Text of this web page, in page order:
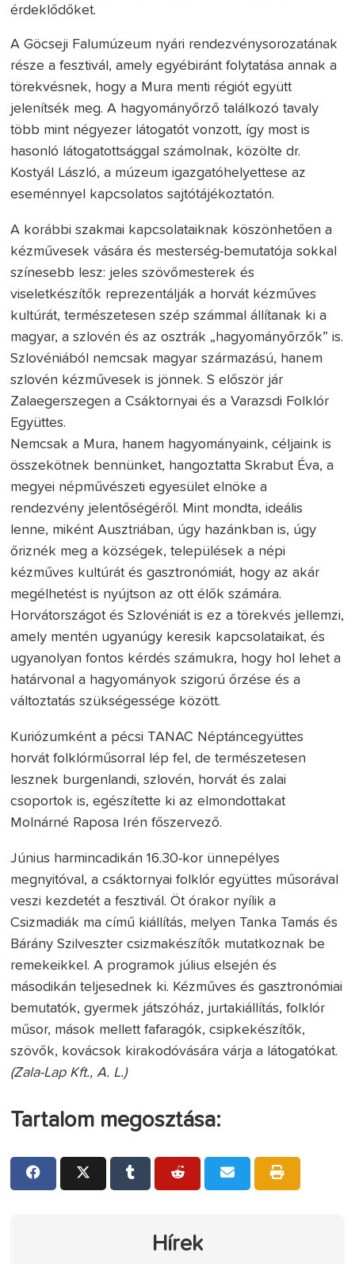
érdeklődőket.
A Göcseji Falumúzeum nyári rendezvénysorozatának
része a fesztivál, amely egyébiránt folytatása annak a
törekvésnek, hogy a Mura menti régiót együtt
jelenítsék meg. A hagyományőrző találkozó tavaly
több mint négyezer látogatót vonzott, így most is
hasonló látogatottsággal számolnak, közölte dr.
Kostyál László, a múzeum igazgatóhelyettese az
eseménnyel kapcsolatos sajtótájékoztatón.
A korábbi szakmai kapcsolataiknak köszönhetően a
kézművesek vására és mesterség-bemutatója sokkal
színesebb lesz: jeles szövőmesterek és
viseletkészítők reprezentálják a horvát kézműves
kultúrát, természetesen szép számmal állítanak ki a
magyar, a szlovén és az osztrák „hagyományőrzők” is.
Szlovéniából nemcsak magyar származású, hanem
szlovén kézművesek is jönnek. S először jár
Zalaegerszegen a Csáktornyai és a Varazsdi Folklór
Együttes.
Nemcsak a Mura, hanem hagyományaink, céljaink is
összekötnek bennünket, hangoztatta Skrabut Éva, a
megyei népművészeti egyesület elnöke a
rendezvény jelentőségéről. Mint mondta, ideális
lenne, miként Ausztriában, úgy hazánkban is, úgy
őriznék meg a községek, települések a népi
kézműves kultúrát és gasztronómiát, hogy az akár
megélhetést is nyújtson az ott élők számára.
Horvátországot és Szlovéniát is ez a törekvés jellemzi,
amely mentén ugyanúgy keresik kapcsolataikat, és
ugyanolyan fontos kérdés számukra, hogy hol lehet a
határvonal a hagyományok szigorú őrzése és a
változtatás szükségessége között.
Kuriózumként a pécsi TANAC Néptáncegyüttes
horvát folklórműsorral lép fel, de természetesen
lesznek burgenlandi, szlovén, horvát és zalai
csoportok is, egészítette ki az elmondottakat
Molnárné Raposa Irén főszervező.
Június harmincadikán 16.30-kor ünnepélyes
megnyitóval, a csáktornyai folklór együttes műsorával
veszi kezdetét a fesztivál. Öt órakor nyílik a
Csizmadiák ma című kiállítás, melyen Tanka Tamás és
Bárány Szilveszter csizmakészítők mutatkoznak be
remekeikkel. A programok július elsején és
másodikán teljesednek ki. Kézműves és gasztronómiai
bemutatók, gyermek játszóház, jurtakiállítás, folklór
műsor, mások mellett fafaragók, csipkekészítők,
szövők, kovácsok kirakodóvására várja a látogatókat.
(Zala-Lap Kft., A. L.)
Tartalom megosztása:
Hírek